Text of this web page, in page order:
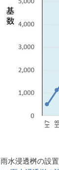
雨水浸透桝の設